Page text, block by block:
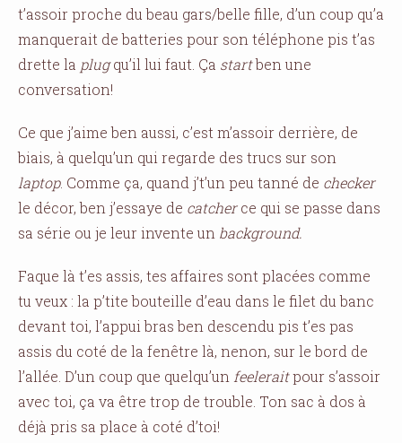
t’assoir proche du beau gars/belle fille, d’un coup qu’a
manquerait de batteries pour son téléphone pis t’as
drette la plugqu’il lui faut. Ça startben une
conversation!
Ce que j’aime ben aussi, c’est m’assoir derrière, de
biais, à quelqu’un qui regarde des trucs sur son
laptop. Comme ça, quand j’t’un peu tanné de checker
le décor, ben j’essaye de catcherce qui se passe dans
sa série ou je leur invente un background.
Faque là t’es assis, tes affaires sont placées comme
tu veux : la p’tite bouteille d’eau dans le filet du banc
devant toi, l’appui bras ben descendu pis t’es pas
assis du coté de la fenêtre là, nenon, sur le bord de
l’allée. D’un coup que quelqu’un feeleraitpour s’assoir
avec toi, ça va être trop de trouble. Ton sac à dos à
déjà pris sa place à coté d’toi!